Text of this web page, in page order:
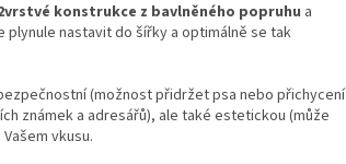
konstrukce z bavlněného popruhu a
nastavit do šířky a optimálně se tak
(možnost přidržet psa nebo přichycení
známek a adresářů), ale také estetickou (může
vkusu.